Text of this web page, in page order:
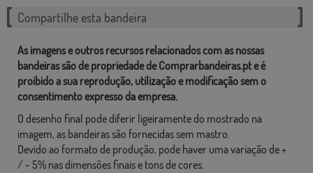
Compartilhe esta bandeira
As imagens e outros recursos relacionados com as nossas
bandeiras são de propriedade de Comprarbandeiras.pt e é
proibido a sua reprodução, utilização e modificação sem o
consentimento expresso da empresa.
O desenho final pode diferir ligeiramente do mostrado na
imagem, as bandeiras são fornecidas sem mastro.
Devido ao formato de produção, pode haver uma variação de +
/ - 5% nas dimensões finais e tons de cores.